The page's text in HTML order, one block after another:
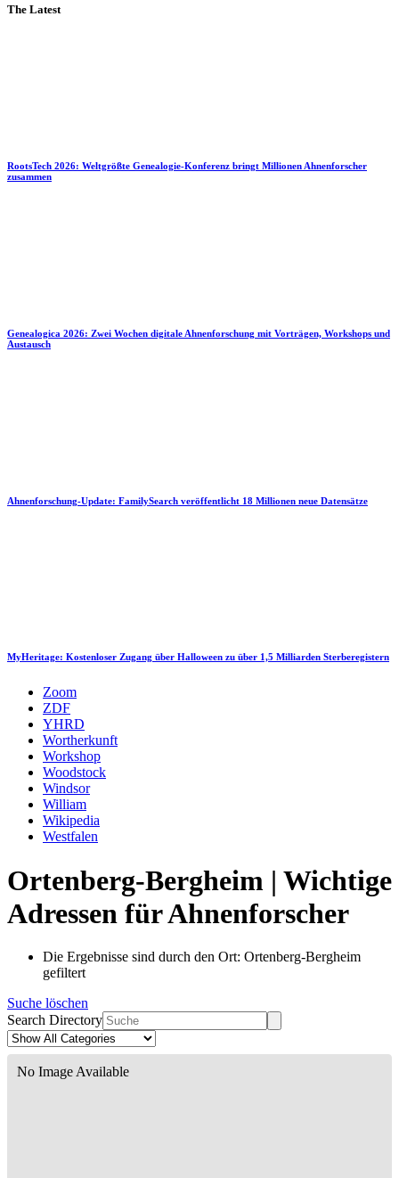
The Latest
RootsTech 2026: Weltgrößte Genealogie-Konferenz bringt Millionen Ahnenforscher
zusammen
Genealogica 2026: Zwei Wochen digitale Ahnenforschung mit Vorträgen, Workshops und
Austausch
Ahnenforschung-Update: FamilySearch veröffentlicht 18 Millionen neue Datensätze
MyHeritage: Kostenloser Zugang über Halloween zu über 1,5 Milliarden Sterberegistern
Zoom
ZDF
YHRD
Wortherkunft
Workshop
Woodstock
Windsor
William
Wikipedia
Westfalen
Ortenberg-Bergheim | Wichtige
Adressen für Ahnenforscher
Die Ergebnisse sind durch den Ort: Ortenberg-Bergheim
gefiltert
Suche löschen
Search Directory
No Image Available